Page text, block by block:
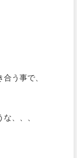
う事で、
、、、